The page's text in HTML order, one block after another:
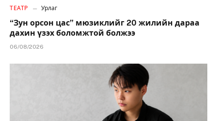
ТЕАТР Урлаг
“Зун орсон цас” мюзиклийг 20 жилийн дараа
дахин үзэх боломжтой болжээ
06/08/2026